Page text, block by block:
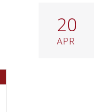
20
APR